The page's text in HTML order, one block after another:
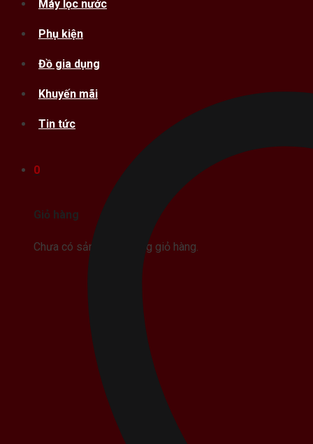
Máy lọc nước
Phụ kiện
Đồ gia dụng
Khuyến mãi
Tin tức
0
Giỏ hàng
Chưa có sản phẩm trong giỏ hàng.